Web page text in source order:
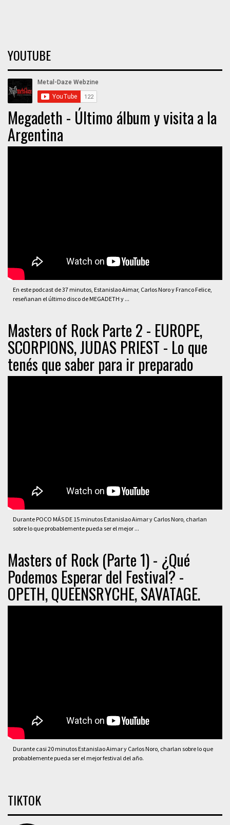
YOUTUBE
Megadeth - Último álbum y visita a la
Argentina
En este podcast de 37 minutos, Estanislao Aimar, Carlos Noro y Franco Felice,
reseñanan el último disco de MEGADETH y ...
Masters of Rock Parte 2 - EUROPE,
SCORPIONS, JUDAS PRIEST - Lo que
tenés que saber para ir preparado
Durante POCO MÁS DE 15 minutos Estanislao Aimar y Carlos Noro, charlan
sobre lo que probablemente pueda ser el mejor ...
Masters of Rock (Parte 1) - ¿Qué
Podemos Esperar del Festival? -
OPETH, QUEENSRYCHE, SAVATAGE.
Durante casi 20 minutos Estanislao Aimar y Carlos Noro, charlan sobre lo que
probablemente pueda ser el mejor festival del año.
TIKTOK